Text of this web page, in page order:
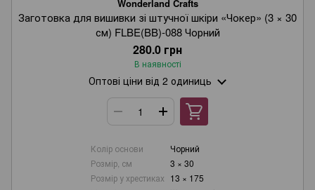
Wonderland Crafts
Заготовка для вишивки зі штучної шкіри «Чокер» (3 × 30
см) FLBE(BB)-088 Чорний
280.0 грн
В наявності
Оптові ціни від 2 одиниць
Колір основи
Чорний
Розмір, см
3 × 30
Розмір у хрестиках 13 × 175